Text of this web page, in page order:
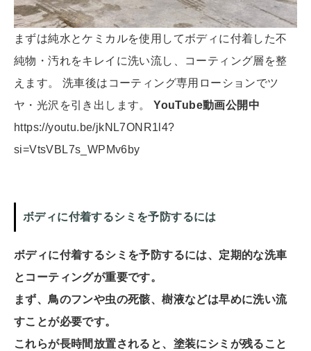
まずは純水とケミカルを使用してボディに付着した不
純物・汚れをキレイに洗い流し、コーティング層を整
えます。 洗車後はコーティング専用ローションでツ
ヤ・光沢を引き出します。YouTube動画公開中
https://youtu.be/jkNL7ONR1l4?
si=VtsVBL7s_WPMv6by
ボディに付着するシミを予防するには
ボディに付着するシミを予防するには、定期的な洗車
とコーティングが重要です。
まず、鳥のフンや虫の死骸、樹液などは早めに洗い流
すことが必要です。
これらが長時間放置されると、塗装にシミが残ること